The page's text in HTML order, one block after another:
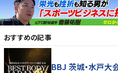
おすすめの記事
BBJ 茨城・水戸大